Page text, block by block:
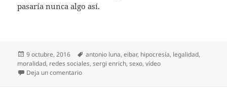
pasaría nunca algo así.
Publicado
el
9 octubre, 2016 Etiquetas
antonio luna,eibar, hipocresía, legalidad,
moralidad, redes sociales,sergi enrich,sexo,vídeo
Deja un comentarioen Vídeos de tercera